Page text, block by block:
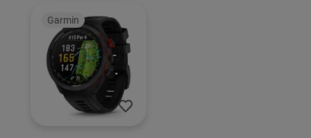
Garmin